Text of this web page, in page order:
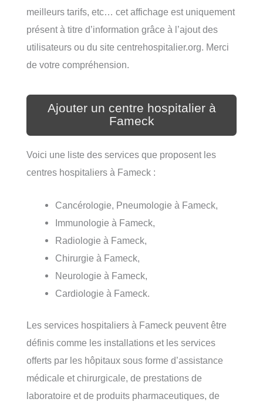
meilleurs tarifs, etc… cet affichage est uniquement
présent à titre d’information grâce à l’ajout des
utilisateurs ou du site centrehospitalier.org. Merci
de votre compréhension.
Ajouter un centre hospitalier à
Fameck
Voici une liste des services que proposent les
centres hospitaliers à Fameck :
Cancérologie, Pneumologie à Fameck,
Immunologie à Fameck,
Radiologie à Fameck,
Chirurgie à Fameck,
Neurologie à Fameck,
Cardiologie à Fameck.
Les services hospitaliers à Fameck peuvent être
définis comme les installations et les services
offerts par les hôpitaux sous forme d’assistance
médicale et chirurgicale, de prestations de
laboratoire et de produits pharmaceutiques, de